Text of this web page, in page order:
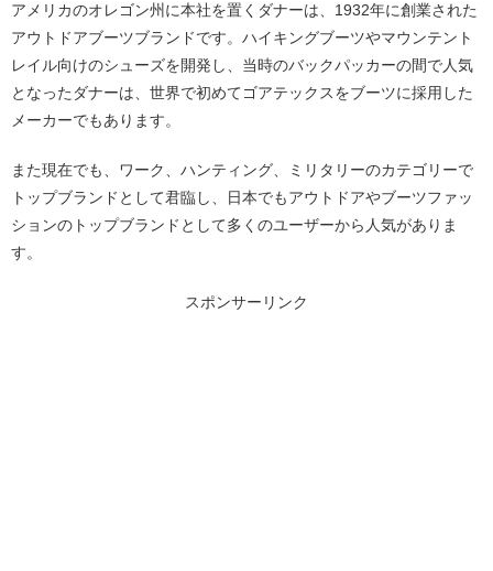
アメリカのオレゴン州に本社を置くダナーは、1932年に創業された
アウトドアブーツブランドです。ハイキングブーツやマウンテント
レイル向けのシューズを開発し、当時のバックパッカーの間で人気
となったダナーは、世界で初めてゴアテックスをブーツに採用した
メーカーでもあります。
また現在でも、ワーク、ハンティング、ミリタリーのカテゴリーで
トップブランドとして君臨し、日本でもアウトドアやブーツファッ
ションのトップブランドとして多くのユーザーから人気がありま
す。
スポンサーリンク